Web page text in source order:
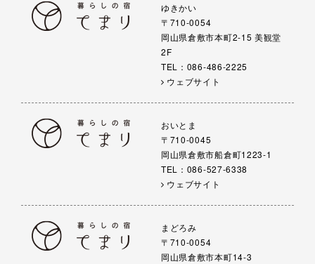
ゆきかい
〒710-0054
岡山県倉敷市本町2-15 美観堂
2F
TEL：086-486-2225
ウェブサイト
おいとま
〒710-0045
岡山県倉敷市船倉町1223-1
TEL：086-527-6338
ウェブサイト
まどろみ
〒710-0054
岡山県倉敷市本町14-3